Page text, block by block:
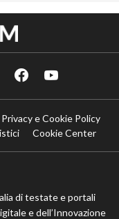
Privacy e Cookie Policy
Cookie Center
di testate e portali
e dell’Innovazione